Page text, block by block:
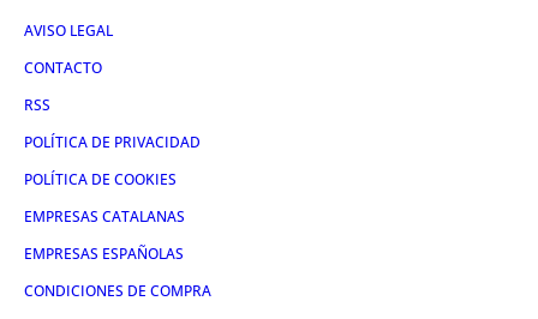
AVISO LEGAL
CONTACTO
RSS
POLÍTICA DE PRIVACIDAD
POLÍTICA DE COOKIES
EMPRESAS CATALANAS
EMPRESAS ESPAÑOLAS
CONDICIONES DE COMPRA